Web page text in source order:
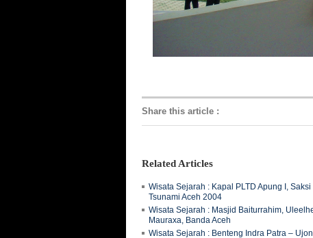
Share this article :
Related Articles
Wisata Sejarah : Kapal PLTD Apung I, Saksi
Tsunami Aceh 2004
Wisata Sejarah : Masjid Baiturrahim,
Mauraxa, Banda Aceh
Wisata Sejarah : Benteng Indra Patra –